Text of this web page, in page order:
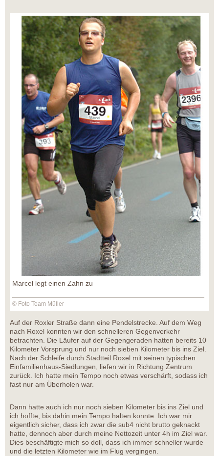
Marcel legt einen Zahn zu
© Foto Team Müller
Auf der Roxler Straße dann eine Pendelstrecke. Auf dem Weg
nach Roxel konnten wir den schnelleren Gegenverkehr
betrachten. Die Läufer auf der Gegengeraden hatten bereits 10
Kilometer Vorsprung und nur noch sieben Kilometer bis ins Ziel.
Nach der Schleife durch Stadtteil Roxel mit seinen typischen
Einfamilienhaus-Siedlungen, liefen wir in Richtung Zentrum
zurück. Ich hatte mein Tempo noch etwas verschärft, sodass ich
fast nur am Überholen war.
Dann hatte auch ich nur noch sieben Kilometer bis ins Ziel und
ich hoffte, bis dahin mein Tempo halten konnte. Ich war mir
eigentlich sicher, dass ich zwar die sub4 nicht brutto geknackt
hatte, dennoch aber durch meine Nettozeit unter 4h im Ziel war.
Dies beschäftigte mich so doll, dass ich immer schneller wurde
und die letzten Kilometer wie im Flug vergingen.